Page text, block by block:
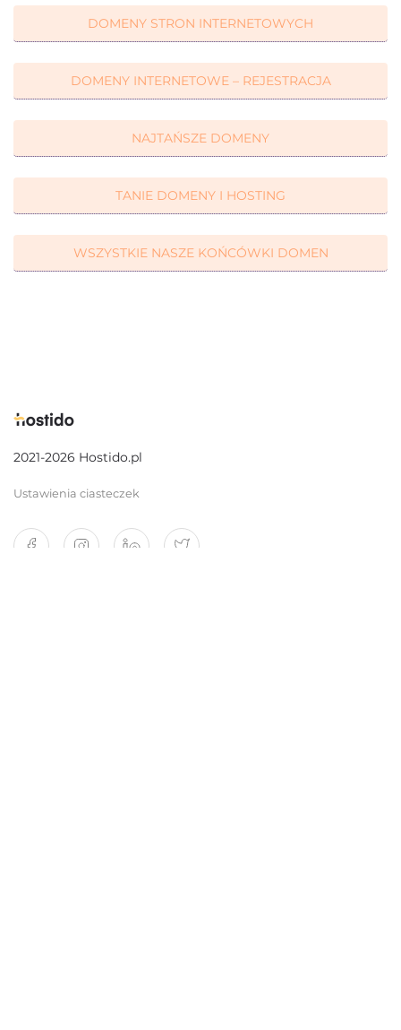
DOMENY STRON INTERNETOWYCH
DOMENY INTERNETOWE – REJESTRACJA
NAJTAŃSZE DOMENY
TANIE DOMENY I HOSTING
WSZYSTKIE NASZE KOŃCÓWKI DOMEN
2021-2026 Hostido.pl
Ustawienia ciasteczek